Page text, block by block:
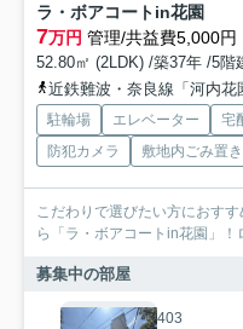
ラ・ボアコートin花園
7万円 管理/共益費5,000円
52.80㎡ (2LDK) /築37年 /5階
近鉄難波・奈良線「河内花
駐輪場 エレベーター 宅
防犯カメラ
敷地内ごみ置
こだわりで選びたい方におす
ら「ラ・ボアコートin花園」！
募集中の部屋
403